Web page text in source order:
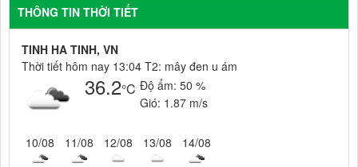
THÔNG TIN THỜI TIẾT
TINH HA TINH, VN
Thời tiết hôm nay 13:04 T2: mây đen u ám
36.2°C Độ ẩm: 50 %
Gió: 1.87 m/s
10/08 11/08 12/08 13/08 14/08